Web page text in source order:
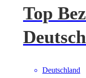
Top
Deutschland